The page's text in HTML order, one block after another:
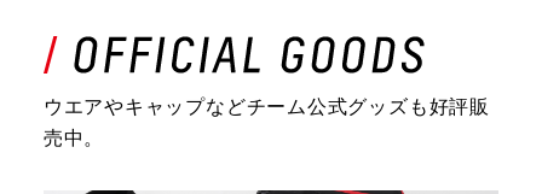
ウエアやキャップなどチーム公式グッズも好評販
売中。